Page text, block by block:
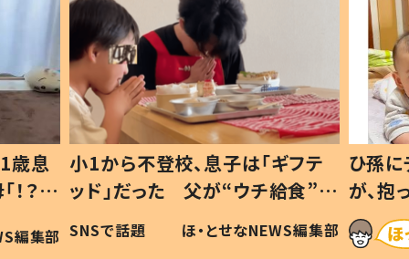
歳息
？」
編集部
小1から不登校、息子は「ギフテ
ッド」だった 父が“ウチ給食”を
作り続ける理由とは #令和の親
#令和の子
SNSで話題 ほ・とせなNEWS編集部
ひ孫
が、
「涙が
い」